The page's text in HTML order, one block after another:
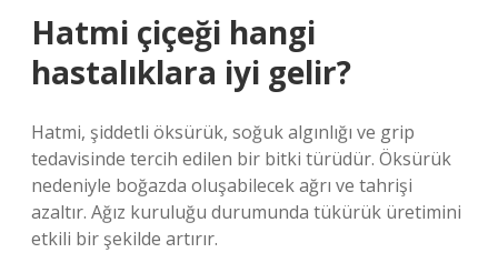
Hatmi çiçeği hangi
hastalıklara iyi gelir?
Hatmi, şiddetli öksürük, soğuk algınlığı ve grip
tedavisinde tercih edilen bir bitki türüdür. Öksürük
nedeniyle boğazda oluşabilecek ağrı ve tahrişi
azaltır. Ağız kuruluğu durumunda tükürük üretimini
etkili bir şekilde artırır.